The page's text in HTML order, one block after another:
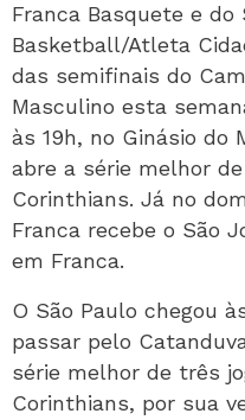
Franca Basquete e do
Basketball/Atleta
das semifinais do
Masculino esta
às 19h, no Ginásio do
abre a série melhor
Corinthians. Já no
Franca recebe o São
em Franca.
O São Paulo chegou
passar pelo
série melhor de três
Corinthians, por sua